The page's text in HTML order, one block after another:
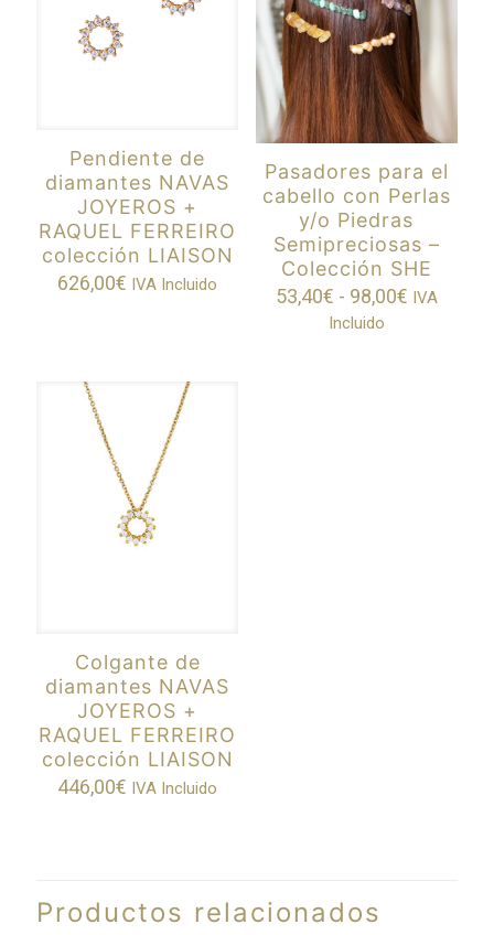
Pendiente de
diamantes NAVAS
JOYEROS +
RAQUEL FERREIRO
colección LIAISON
626,00€ IVA Incluido
Pasadores para el
cabello con Perlas
y/o Piedras
Semipreciosas –
Colección SHE
53,40€ - 98,00€Rango
IVA
Incluido
Colgante de
diamantes NAVAS
JOYEROS +
RAQUEL FERREIRO
colección LIAISON
446,00€ IVA Incluido
Productos relacionados